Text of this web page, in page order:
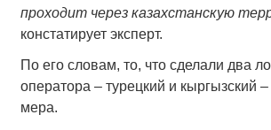
проходит через казахстанскую
констатирует эксперт.
По его словам, то, что сделали два
оператора – турецкий и кыргызский
мера.